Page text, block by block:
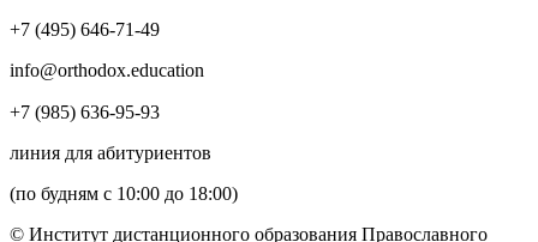
+7 (495) 646-71-49
info@orthodox.education
+7 (985) 636-95-93
линия для абитуриентов
(по будням с 10:00 до 18:00)
© Институт дистанционного образования Православного